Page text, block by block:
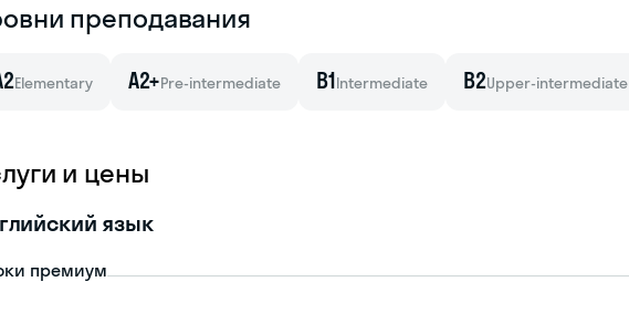
преподавания
Elementary A2+Pre-intermediate B1Intermediate B2Upper-intermediate
и цены
язык
премиум